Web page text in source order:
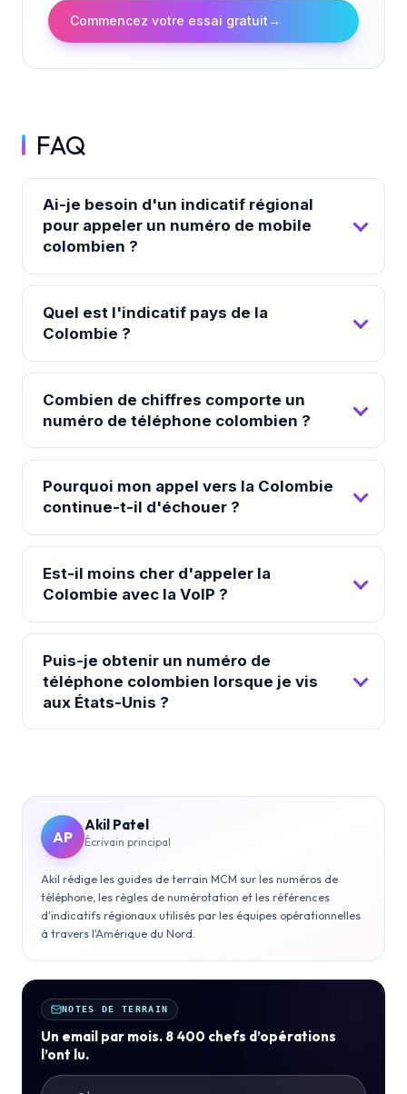
Commencez votre essai gratuit →
FAQ
Ai-je besoin d'un indicatif régional
pour appeler un numéro de mobile
colombien ?
Quel est l'indicatif pays de la
Colombie ?
Combien de chiffres comporte un
numéro de téléphone colombien ?
Pourquoi mon appel vers la Colombie
continue-t-il d'échouer ?
Est-il moins cher d'appeler la
Colombie avec la VoIP ?
Puis-je obtenir un numéro de
téléphone colombien lorsque je vis
aux États-Unis ?
AP
Akil Patel
Écrivain principal
Akil rédige les guides de terrain MCM sur les numéros de
téléphone, les règles de numérotation et les références
d'indicatifs régionaux utilisés par les équipes opérationnelles
à travers l'Amérique du Nord.
NOTES DE TERRAIN
Un email par mois. 8 400 chefs d’opérations
l’ont lu.